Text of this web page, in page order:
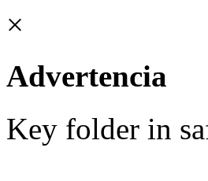
×
Advertencia
Key folder in